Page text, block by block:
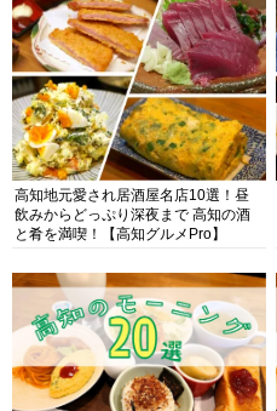
高知地元愛され居酒屋名店10選！昼
飲みからどっぷり深夜まで 高知の酒
と肴を満喫！【高知グルメPro】